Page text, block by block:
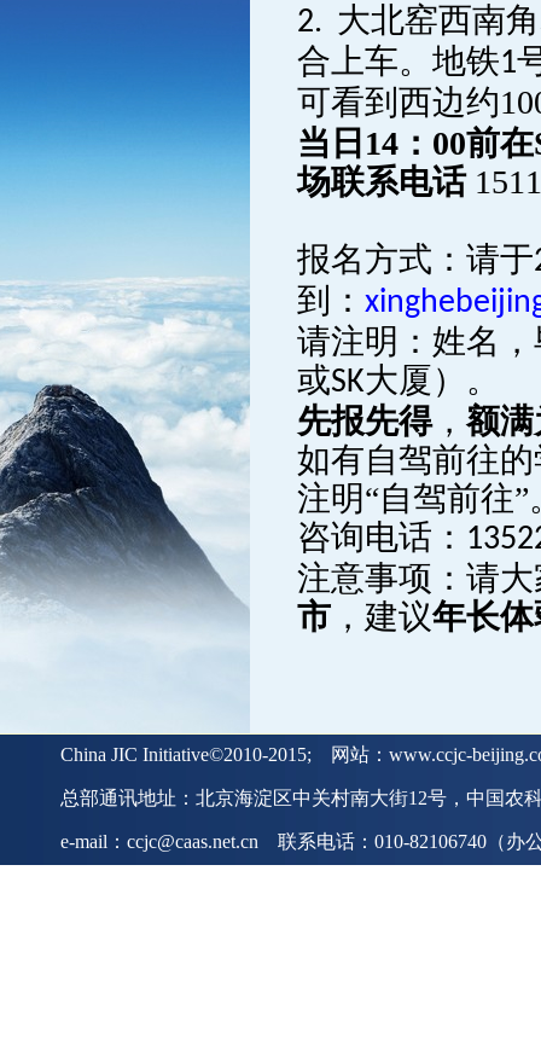
2. 大北窑西南角
合上车。地铁1
可看到西边约
当日 14 ： 00前在
场联系电话
报名方式：请于
到：
请注明：姓名
或SK大厦）。
先报先得，额
如有自驾前往
注明“自驾前往”
咨询电话：
注意事项：请
市 ，建议年长
China JIC Initiative©2010-2015; 网站：www.ccjc-
总部通讯地址：北京海淀区中关村南大街12号，中国农
e-mail：ccjc@caas.net.cn 联系电话：010-82106740（办